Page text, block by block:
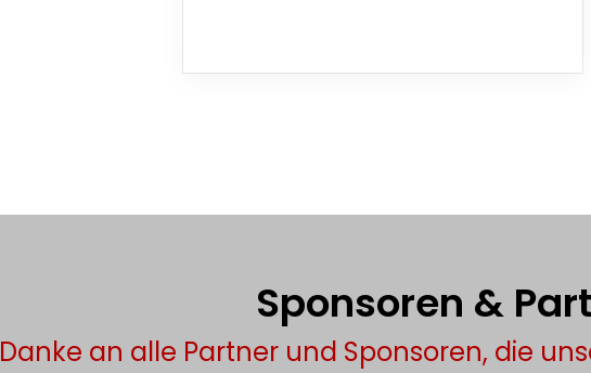
Sponsoren &
Danke an alle Partner und Sponsoren, die